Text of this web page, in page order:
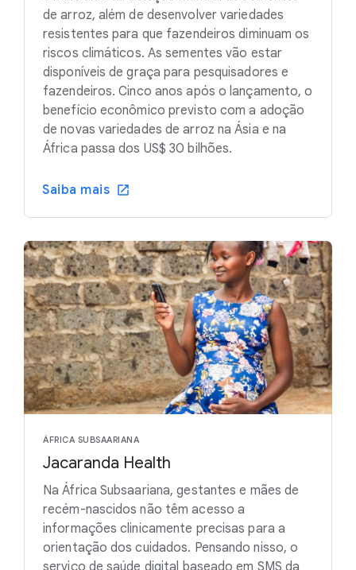
de arroz, além de desenvolver variedades
resistentes para que fazendeiros diminuam os
riscos climáticos. As sementes vão estar
disponíveis de graça para pesquisadores e
fazendeiros. Cinco anos após o lançamento, o
benefício econômico previsto com a adoção
de novas variedades de arroz na Ásia e na
África passa dos US$ 30 bilhões.
Saiba mais
ÁFRICA SUBSAARIANA
Jacaranda Health
Na África Subsaariana, gestantes e mães de
recém-nascidos não têm acesso a
informações clinicamente precisas para a
orientação dos cuidados. Pensando nisso, o
serviço de saúde digital baseado em SMS da